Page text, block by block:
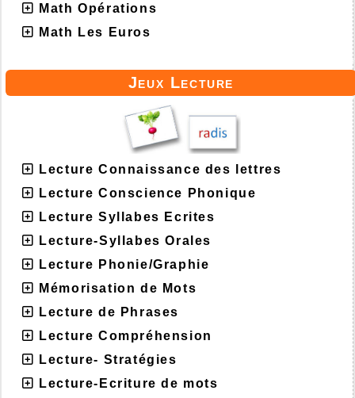
Math Opérations
Math Les Euros
Jeux Lecture
Lecture Connaissance des lettres
Lecture Conscience Phonique
Lecture Syllabes Ecrites
Lecture-Syllabes Orales
Lecture Phonie/Graphie
Mémorisation de Mots
Lecture de Phrases
Lecture Compréhension
Lecture- Stratégies
Lecture-Ecriture de mots